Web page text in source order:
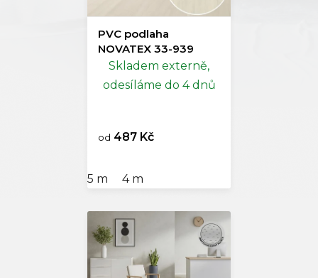
PVC podlaha
NOVATEX 33-939
Skladem externě,
odesíláme do 4 dnů
od 487 Kč
5 m 4 m